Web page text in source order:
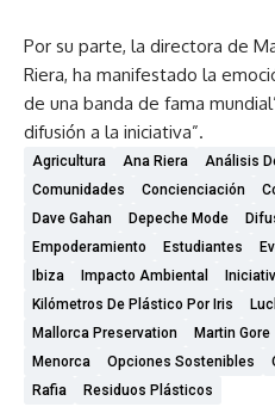
Por su parte, la directora de
Riera, ha manifestado la
de una banda de fama
difusión a la iniciativa”.
Agricultura Ana Riera Análisis
Comunidades
Concienciación
Dave Gahan
Depeche Mode
Empoderamiento
Estudiantes
Ibiza
Impacto Ambiental
Kilómetros De Plástico Por Iris
Mallorca Preservation
Martin Gore
Menorca
Opciones Sostenibles
Rafia
Residuos Plásticos